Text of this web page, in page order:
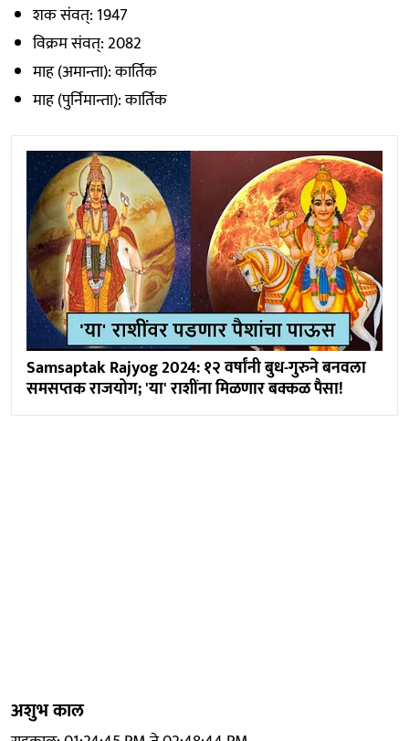
शक संवत्: 1947
विक्रम संवत्: 2082
माह (अमान्ता): कार्तिक
माह (पुर्निमान्ता): कार्तिक
Samsaptak Rajyog 2024: १२ वर्षांनी बुध-गुरुने बनवला
समसप्तक राजयोग; 'या' राशींना मिळणार बक्कळ पैसा!
अशुभ काल